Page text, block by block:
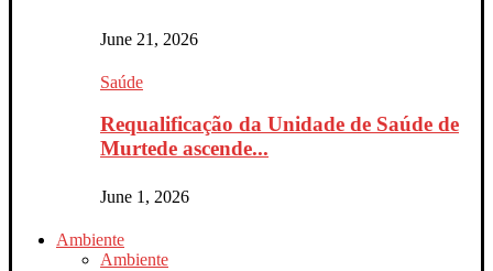
June 21, 2026
Saúde
Requalificação da Unidade de Saúde de
Murtede ascende...
June 1, 2026
Ambiente
Ambiente